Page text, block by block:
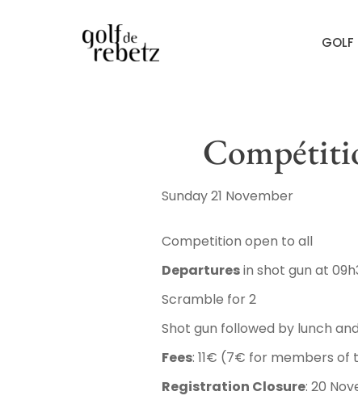
GOLF
Sunday 21 November
Competition open to all
Departuresin shot gun at
Scramble for 2
Shot gun followed by lunch
Fees: 11€ (7€ for members of
Registration Closure: 20